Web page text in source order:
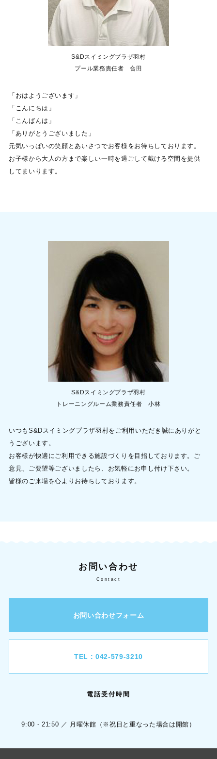
S&Dスイミングプラザ羽村
プール業務責任者 合田
「おはようございます」
「こんにちは」
「こんばんは」
「ありがとうございました」
元気いっぱいの笑顔とあいさつでお客様をお待ちしております。
お子様から大人の方まで楽しい一時を過ごして戴ける空間を提供
してまいります。
S&Dスイミングプラザ羽村
トレーニングルーム業務責任者 小林
いつもS&Dスイミングプラザ羽村をご利用いただき誠にありがと
うございます。
お客様が快適にご利用できる施設づくりを目指しております。ご
意見、ご要望等ございましたら、お気軽にお申し付け下さい。
皆様のご来場を心よりお待ちしております。
お問い合わせ
Contact
お問い合わせフォーム
TEL : 042-579-3210
電話受付時間
9:00 - 21:50 ／ 月曜休館（※祝日と重なった場合は開館）